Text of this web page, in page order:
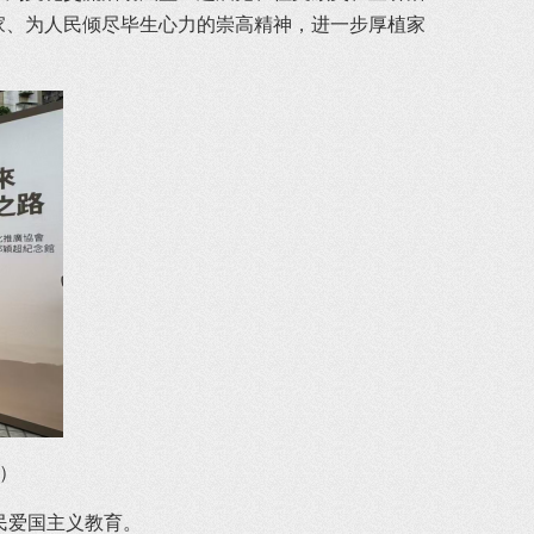
为人民倾尽毕生心力的崇高精神，进一步厚植家
国主义教育。